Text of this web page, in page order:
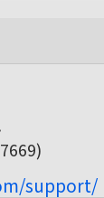
support/